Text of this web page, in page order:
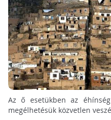
Az ő esetükben az
megélhetésük közvetlen